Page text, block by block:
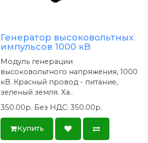
Генератор высоковольтных
импульсов 1000 кВ
Модуль генерации
высоковольтного напряжения, 1000
кВ. Красный провод - питание,
зеленый земля. Ха..
350.00р. Без НДС: 350.00р.
Купить